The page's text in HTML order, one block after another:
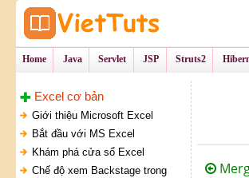
Home Java Servlet JSP Struts2
Excel cơ bản
Giới thiệu Microsoft Excel
Bắt đầu với MS Excel
Khám phá cửa sổ Excel
Chế độ xem Backstage trong